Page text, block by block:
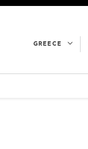
GREECE